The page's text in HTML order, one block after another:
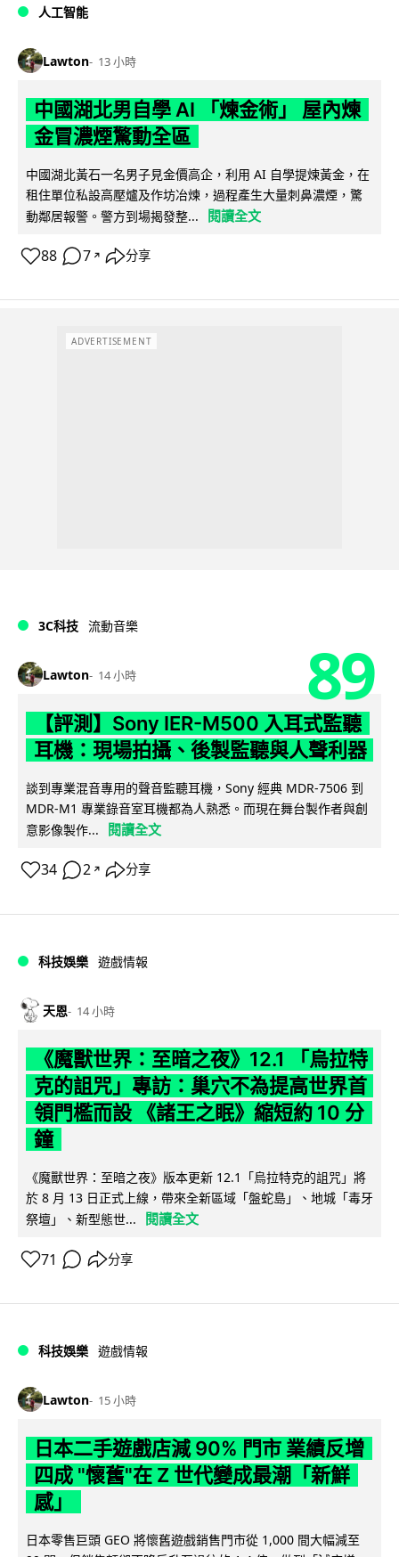
人工智能
Lawton 13 小時
中國湖北男自學 AI 「煉金術」 屋內煉
金冒濃煙驚動全區
中國湖北黃石一名男子見金價高企，利用 AI 自學提煉黃金，在
租住單位私設高壓爐及作坊冶煉，過程產生大量刺鼻濃煙，驚
動鄰居報警。警方到場揭發整...
閱讀全文
88 7 ↗ 分享
ADVERTISEMENT
3C科技 流動音樂
Lawton 14 小時 89
【評測】Sony IER-M500 入耳式監聽
耳機：現場拍攝、後製監聽與人聲利器
談到專業混音專用的聲音監聽耳機，Sony 經典 MDR-7506 到
MDR-M1 專業錄音室耳機都為人熟悉。而現在舞台製作者與創
意影像製作...
閱讀全文
34 2 ↗ 分享
科技娛樂 遊戲情報
天恩 14 小時
《魔獸世界：至暗之夜》12.1 「烏拉特
克的詛咒」專訪：巢穴不為提高世界首
領門檻而設 《諸王之眠》縮短約 10 分
鐘
《魔獸世界：至暗之夜》版本更新 12.1「烏拉特克的詛咒」將
於 8 月 13 日正式上線，帶來全新區域「盤蛇島」、地城「毒牙
祭壇」、新型態世...
閱讀全文
71 分享
科技娛樂 遊戲情報
Lawton 15 小時
日本二手遊戲店減 90% 門市 業績反增
四成 "懷舊"在 Z 世代變成最潮「新鮮
感」
日本零售巨頭 GEO 將懷舊遊戲銷售門市從 1,000 間大幅減至